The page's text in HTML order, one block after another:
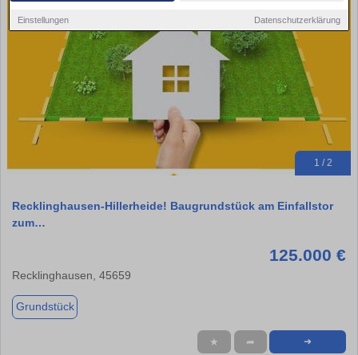
Einstellungen Datenschutzerklärung
1 / 2
Recklinghausen-Hillerheide! Baugrundstück am Einfallstor
zum…
125.000 €
Recklinghausen, 45659
Grundstück
★ ➦ ➜